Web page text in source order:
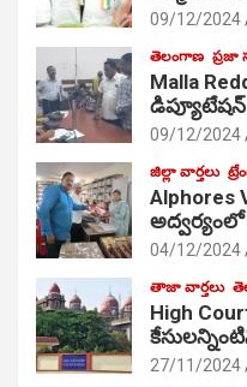
09/12/2024
తెలంగాణ ప్రజా
Malla
09/12/2024
జిల్లా వార్తలు
Alphores
అద్వర్యంలో
04/12/2024
తాజా వార్తలు
High
27/11/2024